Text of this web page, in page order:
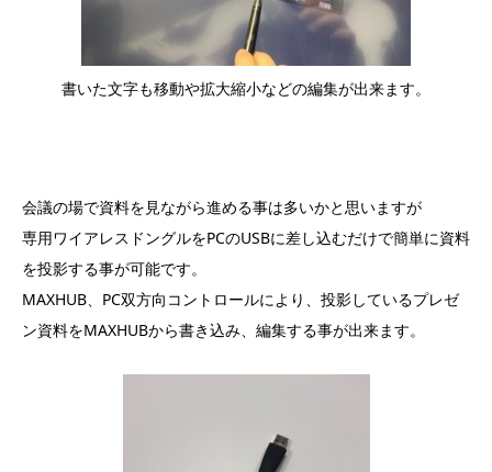
書いた文字も移動や拡大縮小などの編集が出来ます。
会議の場で資料を見ながら進める事は多いかと思いますが
専用ワイアレスドングルをPCのUSBに差し込むだけで簡単に資料
を投影する事が可能です。
MAXHUB、PC双方向コントロールにより、投影しているプレゼ
ン資料をMAXHUBから書き込み、編集する事が出来ます。